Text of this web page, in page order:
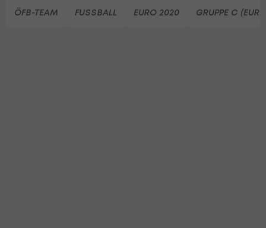
ÖFB-TEAM FUSSBALL EURO 2020 GRUPPE C